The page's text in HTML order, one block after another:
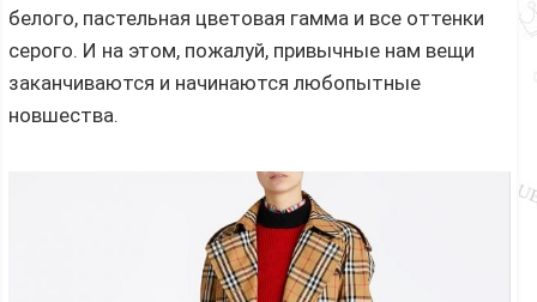
белого, пастельная цветовая гамма и все оттенки
серого. И на этом, пожалуй, привычные нам вещи
заканчиваются и начинаются любопытные
новшества.